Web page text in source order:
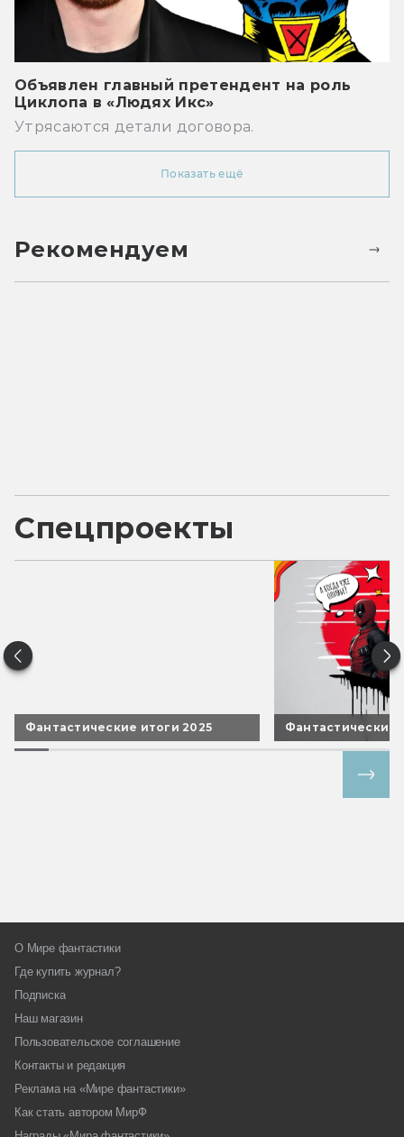
Объявлен главный претендент на роль
Циклопа в «Людях Икс»
Утрясаются детали договора.
Показать ещё
Рекомендуем
Спецпроекты
Фантастические итоги 2025 Фантастические
О Мире фантастики
Где купить журнал?
Подписка
Наш магазин
Пользовательское соглашение
Контакты и редакция
Реклама на «Мире фантастики»
Как стать автором МирФ